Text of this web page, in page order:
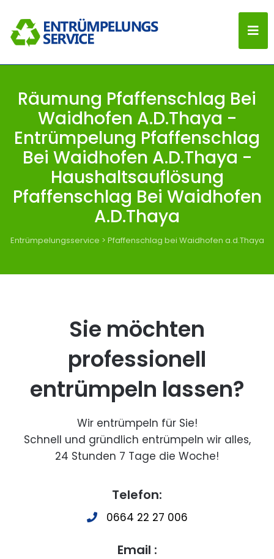
Räumung Pfaffenschlag Bei
Waidhofen A.d.Thaya -
Entrümpelung Pfaffenschlag
Bei Waidhofen A.d.Thaya -
Haushaltsauflösung
Pfaffenschlag Bei Waidhofen
A.d.Thaya
Entrümpelungsservice > Pfaffenschlag bei Waidhofen a.d.Thaya
Sie möchten
professionell
entrümpeln lassen?
Wir entrümpeln für Sie!
Schnell und gründlich entrümpeln wir alles,
24 Stunden 7 Tage die Woche!
Telefon:
0664 22 27 006
Email :